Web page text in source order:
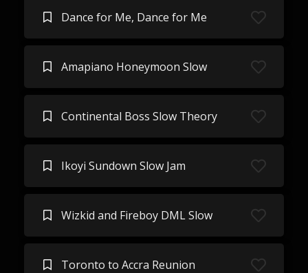
Dance for Me, Dance for Me
Amapiano Honeymoon Slow
Continental Boss Slow Theory
Ikoyi Sundown Slow Jam
Wizkid and Fireboy DML Slow
Toronto to Accra Reunion